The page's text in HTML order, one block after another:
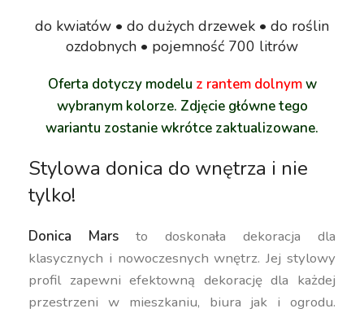
do kwiatów • do dużych drzewek • do roślin
ozdobnych • pojemność 700 litrów
Oferta dotyczy modelu z rantem dolnymw
wybranym kolorze. Zdjęcie główne tego
wariantu zostanie wkrótce zaktualizowane.
Stylowa donica do wnętrza i nie
tylko!
Donica Marsto doskonała dekoracja dla
klasycznych i nowoczesnych wnętrz. Jej stylowy
profil zapewni efektowną dekorację dla każdej
przestrzeni w mieszkaniu, biura jak i ogrodu.